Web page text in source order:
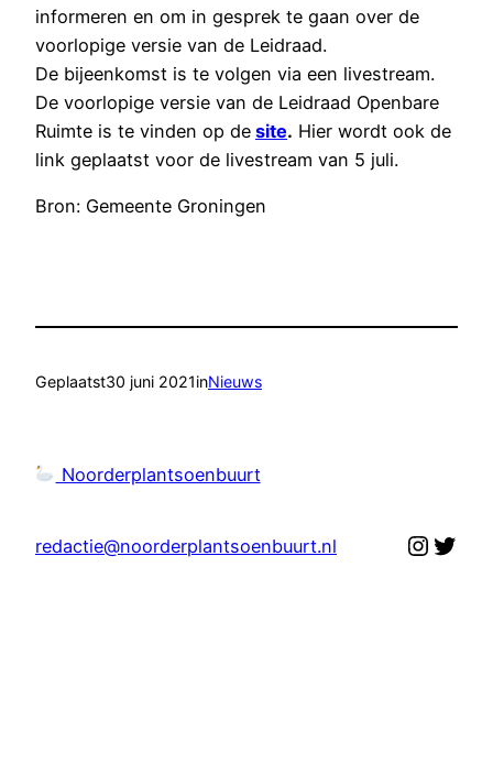
informeren en om in gesprek te gaan over de
voorlopige versie van de Leidraad.
De bijeenkomst is te volgen via een livestream.
De voorlopige versie van de Leidraad Openbare
Ruimte is te vinden op de site. Hier wordt ook de
link geplaatst voor de livestream van 5 juli.
Bron: Gemeente Groningen
Geplaatst30 juni 2021inNieuws
Noorderplantsoenbuurt
redactie@noorderplantsoenbuurt.nl